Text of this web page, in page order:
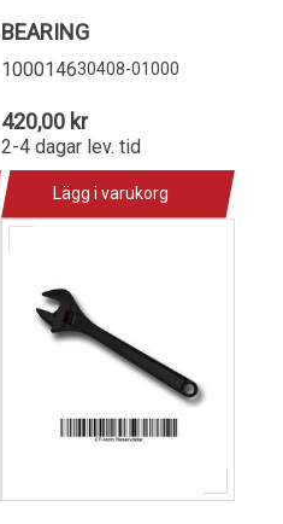
BEARING
100014630408-01000
420,00 kr
2-4 dagar lev. tid
Lägg i varukorg